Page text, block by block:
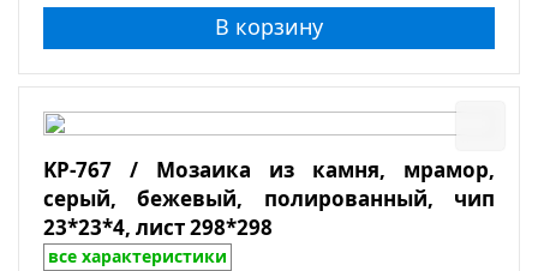
В корзину
KP-767 / Мозаика из камня, мрамор,
серый, бежевый, полированный, чип
23*23*4, лист 298*298
все характеристики